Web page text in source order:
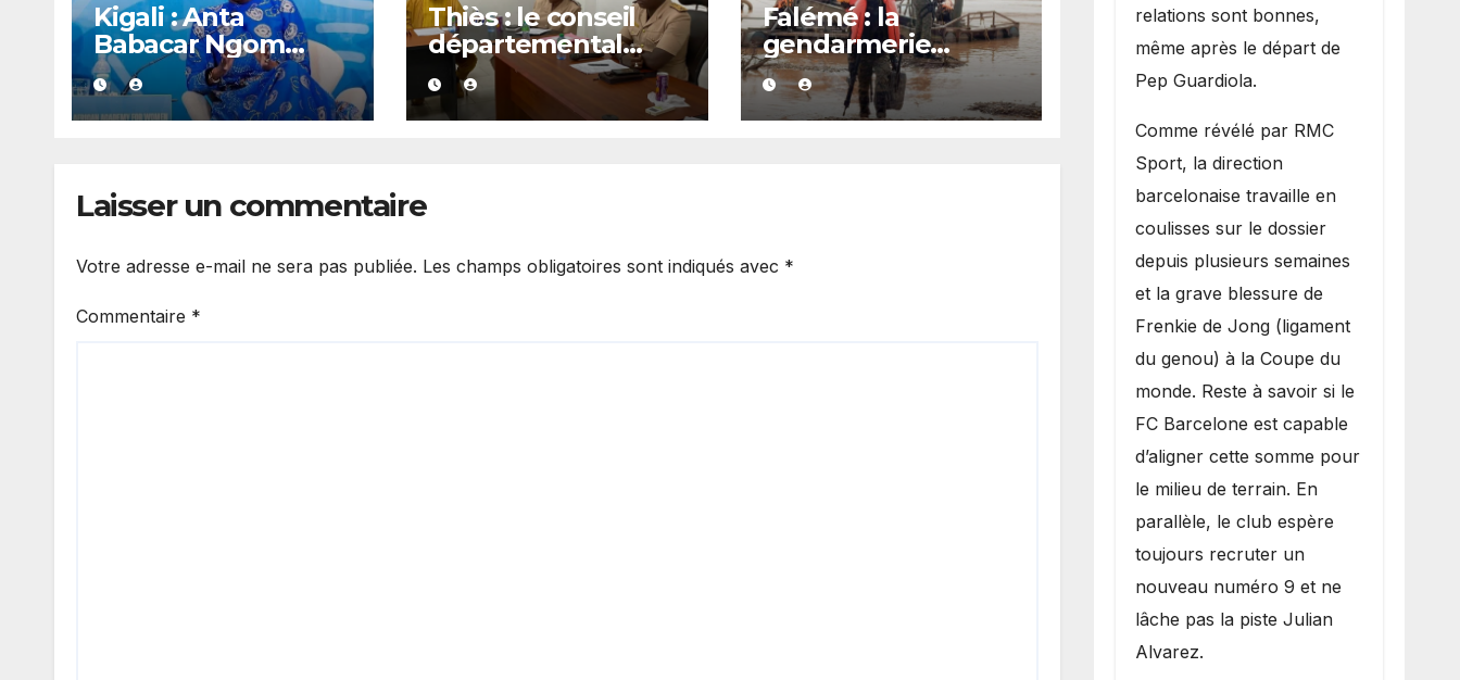
Kigali : Anta
Babacar Ngom
salue une académie
dédiée au
leadership politique
Thiès : le conseil
départemental
réagit après le
rappel à l’ordre du
gouverneur
Falémé : la
gendarmerie
détruit 27 dragues
dans le cadre de la
lutte contre
Laisser un commentaire
Votre adresse e-mail ne sera pas publiée. Les champs obligatoires sont indiqués avec *
Commentaire *
relations sont bonnes,
même après le départ de
Pep Guardiola.
​Comme révélé par RMC
Sport, la direction
barcelonaise travaille en
coulisses sur le dossier
depuis plusieurs semaines
et la grave blessure de
Frenkie de Jong (ligament
du genou) à la Coupe du
monde. Reste à savoir si le
FC Barcelone est capable
d’aligner cette somme pour
le milieu de terrain. En
parallèle, le club espère
toujours recruter un
nouveau numéro 9 et ne
lâche pas la piste Julian
Alvarez.